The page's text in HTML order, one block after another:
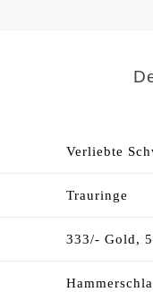
Verliebte
Trauringe
333/- Gold,